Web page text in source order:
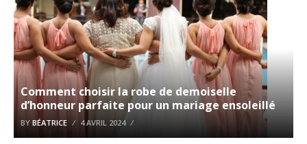
Comment choisir la robe de demoiselle
d’honneur parfaite pour un mariage ensoleillé
BY BÉATRICE 4 AVRIL 2024